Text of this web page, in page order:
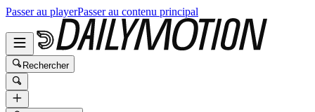
Passer au playerPasser au contenu principal
Rechercher